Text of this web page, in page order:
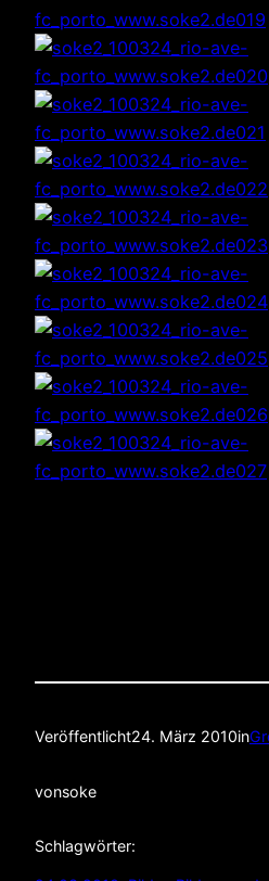
Veröffentlicht24. März 2010in
vonsoke
Schlagwörter: